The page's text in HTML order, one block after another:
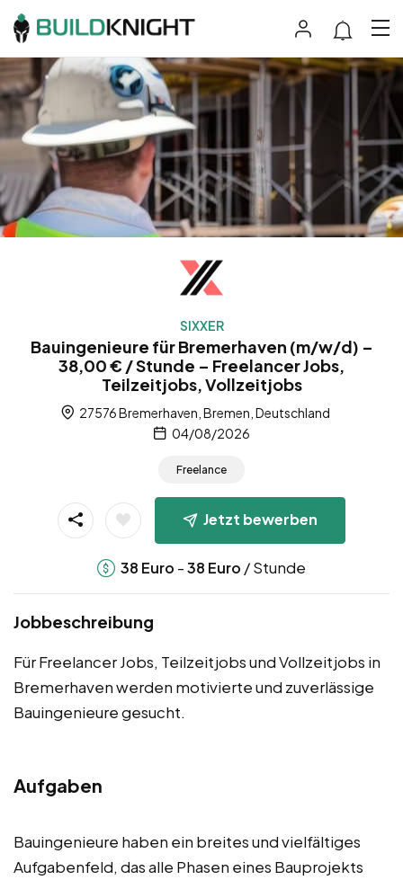
SIXXER
Bauingenieure für Bremerhaven (m/w/d) –
38,00 € / Stunde – Freelancer Jobs,
Teilzeitjobs, Vollzeitjobs
27576 Bremerhaven, Bremen, Deutschland
04/08/2026
Freelance
Jetzt bewerben
38 Euro -38 Euro / Stunde
Jobbeschreibung
Für Freelancer Jobs, Teilzeitjobs und Vollzeitjobs in
Bremerhaven werden motivierte und zuverlässige
Bauingenieure gesucht.
Aufgaben
Bauingenieure haben ein breites und vielfältiges
Aufgabenfeld, das alle Phasen eines Bauprojekts